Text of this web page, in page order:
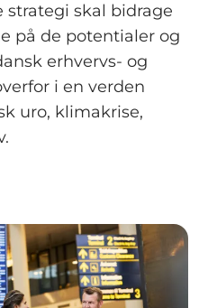
strategi skal bidrage
på de potentialer og
erhvervs- og
i en verden
uro, klimakrise,